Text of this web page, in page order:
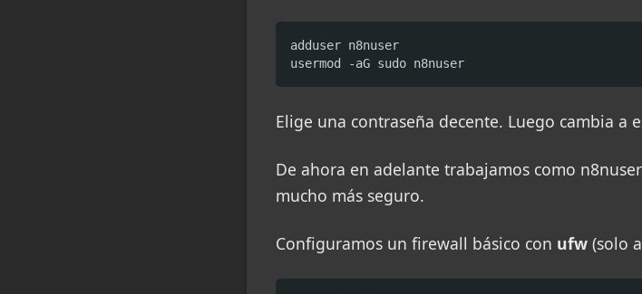
adduser n8nuser
usermod -aG sudo n8nuser
Elige una contraseña decente. Luego cambia a
De ahora en adelante trabajamos como
mucho más seguro.
Configuramos un firewall básico con ufw (solo